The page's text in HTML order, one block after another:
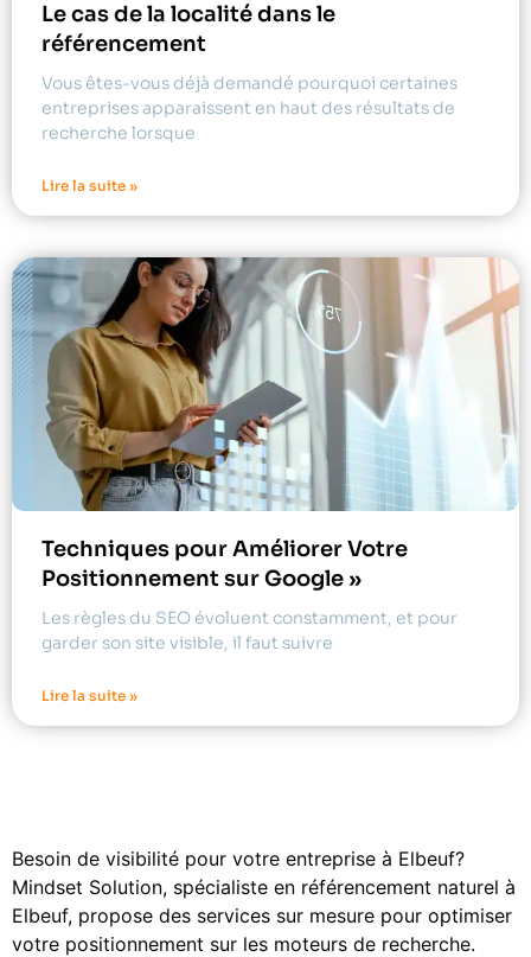
Le cas de la localité dans le
référencement
Vous êtes-vous déjà demandé pourquoi certaines
entreprises apparaissent en haut des résultats de
recherche lorsque
Lire la suite »
Techniques pour Améliorer Votre
Positionnement sur Google »
Les règles du SEO évoluent constamment, et pour
garder son site visible, il faut suivre
Lire la suite »
Besoin de visibilité pour votre entreprise à Elbeuf?
Mindset Solution, spécialiste en référencement naturel à
Elbeuf, propose des services sur mesure pour optimiser
votre positionnement sur les moteurs de recherche.